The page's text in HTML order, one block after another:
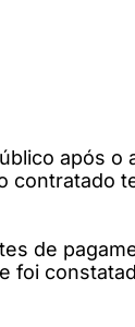
após o
de
foi